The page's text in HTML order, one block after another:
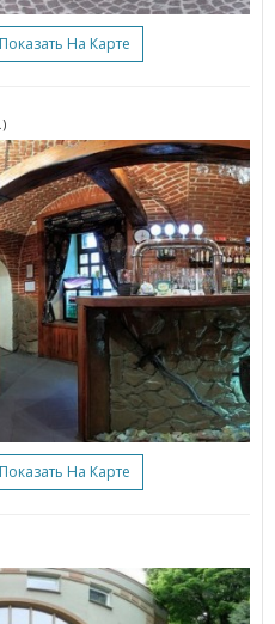
Показать На Карте
Показать На Карте